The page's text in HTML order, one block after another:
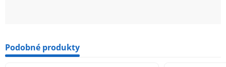
Podobné produkty